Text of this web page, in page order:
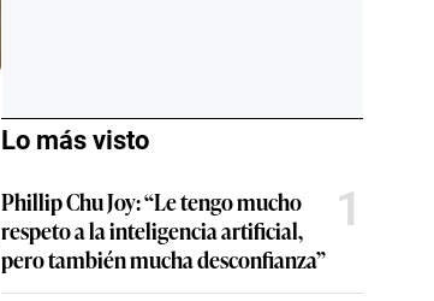
Lo más visto
Phillip Chu Joy: “Le tengo mucho
respeto a la inteligencia artificial,
pero también mucha desconfianza”
1